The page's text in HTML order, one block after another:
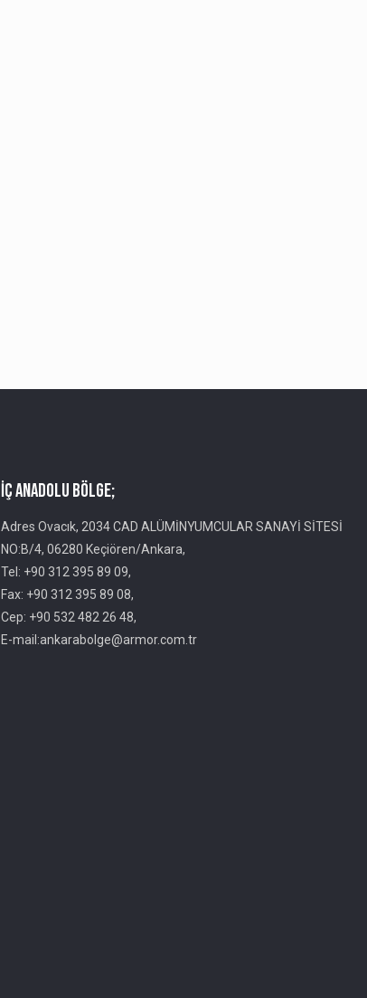
İç Anadolu Bölge;
Adres Ovacık, 2034 CAD ALÜMİNYUMCULAR SANAYİ SİTESİ
NO:B/4, 06280 Keçiören/Ankara,
Tel: +90 312 395 89 09,
Fax: +90 312 395 89 08,
Cep: +90 532 482 26 48,
E-mail:ankarabolge@armor.com.tr